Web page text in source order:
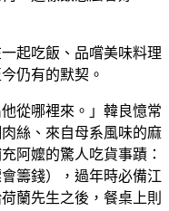
起吃飯、品嚐美味料理
仍有的默契。
從哪裡來。」韓良憶常
絲、來自母系風味的麻
阿嬤的驚人吃貨事蹟：
籌錢），過年時必備江
蘭先生之後，餐桌上則